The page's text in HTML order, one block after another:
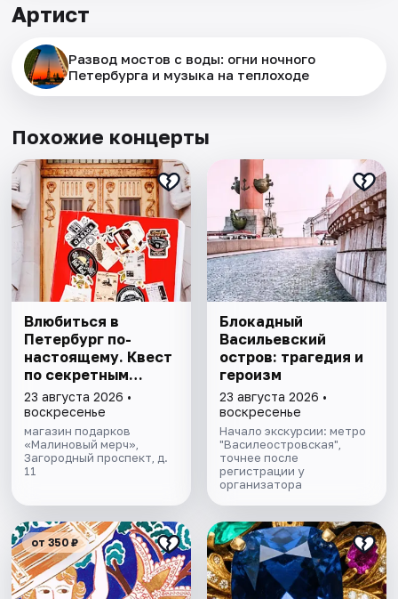
Артист
Развод мостов с воды: огни ночного
Петербурга и музыка на теплоходе
Похожие концерты
Влюбиться в
Петербург по-
настоящему. Квест
по секретным
местам
23 августа 2026 •
воскресенье
магазин подарков
«Малиновый мерч»,
Загородный проспект, д.
11
Блокадный
Васильевский
остров: трагедия и
героизм
23 августа 2026 •
воскресенье
Начало экскурсии: метро
"Василеостровская",
точнее после
регистрации у
организатора
от 350 ₽